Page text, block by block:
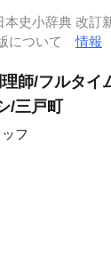
史小辞典 改訂
版について情報
師/フルタイ
三戸町
フ